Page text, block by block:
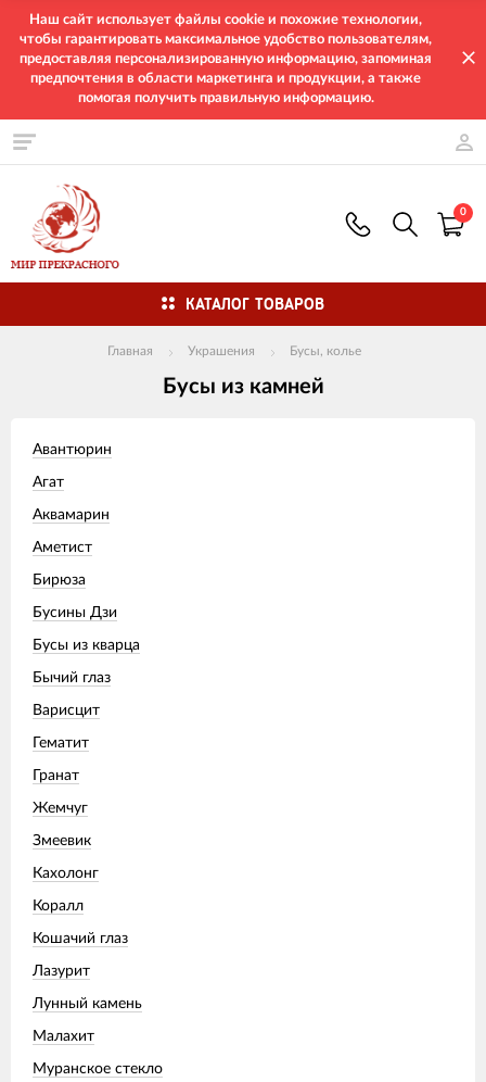
Наш сайт использует файлы cookie и похожие технологии,
чтобы гарантировать максимальное удобство пользователям,
предоставляя персонализированную информацию, запоминая
предпочтения в области маркетинга и продукции, а также
помогая получить правильную информацию.
0
КАТАЛОГ ТОВАРОВ
Главная Украшения Бусы, колье
Бусы из камней
Авантюрин
Агат
Аквамарин
Аметист
Бирюза
Бусины Дзи
Бусы из кварца
Бычий глаз
Варисцит
Гематит
Гранат
Жемчуг
Змеевик
Кахолонг
Коралл
Кошачий глаз
Лазурит
Лунный камень
Малахит
Муранское стекло